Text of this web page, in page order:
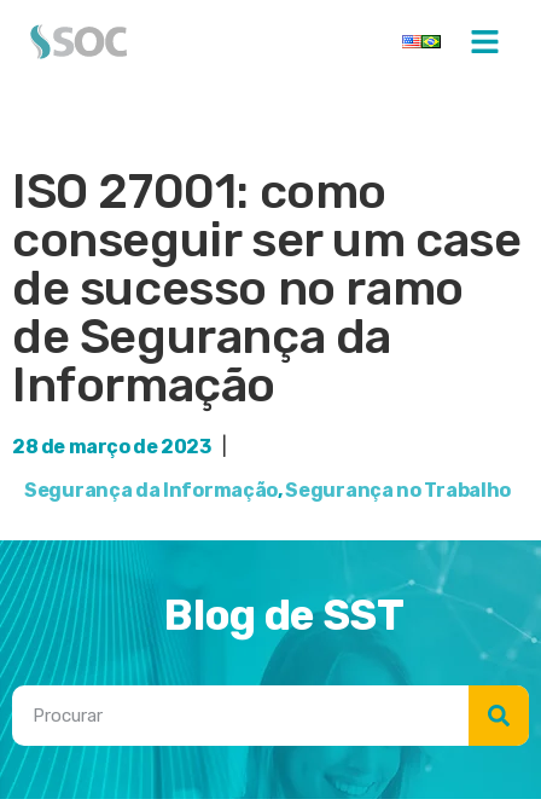
ISO 27001: como
conseguir ser um case
de sucesso no ramo
de Segurança da
Informação
28 de março de 2023
Segurança da Informação,Segurança no Trabalho
Blog de SST